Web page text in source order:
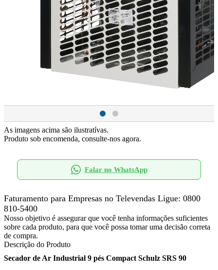
As imagens acima são ilustratívas.
Produto sob encomenda, consulte-nos agora.
Falar no WhatsApp
Faturamento para Empresas no Televendas Ligue: 0800
810-5400
Nosso objetivo é assegurar que você tenha informações suficientes
sobre cada produto, para que você possa tomar uma decisão correta
de compra.
Descrição do Produto
Secador de Ar Industrial 9 pés Compact Schulz SRS 90